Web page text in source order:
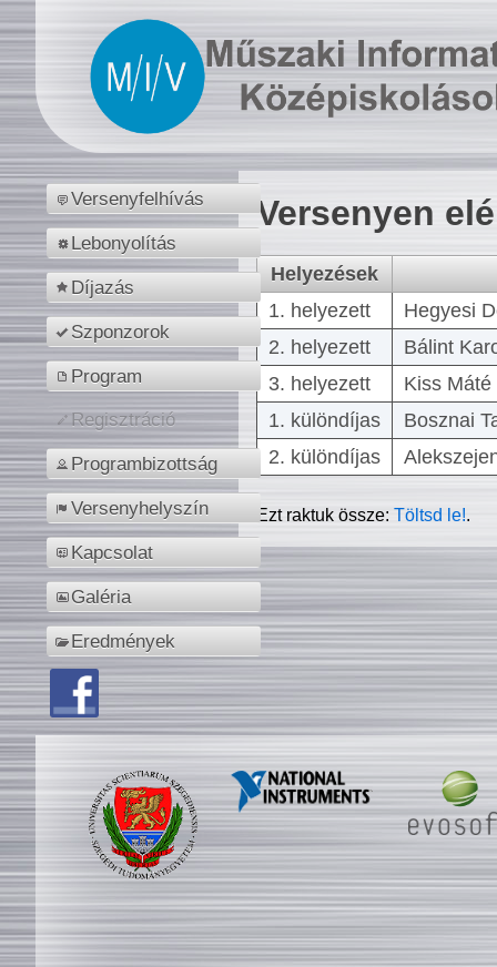
Versenyfelhívás
Lebonyolítás
Díjazás
Szponzorok
Program
Regisztráció
Programbizottság
Versenyhelyszín
Kapcsolat
Galéria
Eredmények
Versenyen
Helyezések
1. helyezett
Hegyesi
2. helyezett
Bálint
3. helyezett
Kiss
1. különdíjas
Bosznai
2. különdíjas
Ezt raktuk össze:Töltsd le!.